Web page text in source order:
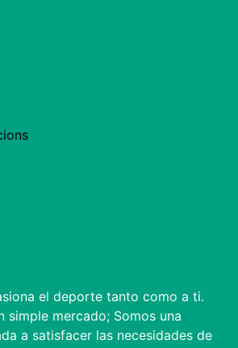
el deporte tanto como a ti.
simple mercado; Somos una
a satisfacer las necesidades de